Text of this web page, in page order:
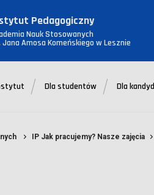
Pedagogiczny
Nauk Stosowanych
Jana Amosa Komeńskiego w Lesznie
Dla studentów Dla
IP Jak pracujemy? Nasze zajęcia